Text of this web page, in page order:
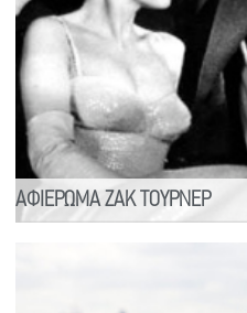
ΑΦΙΕΡΩΜΑ ΖΑΚ ΤΟΥΡΝΕΡ